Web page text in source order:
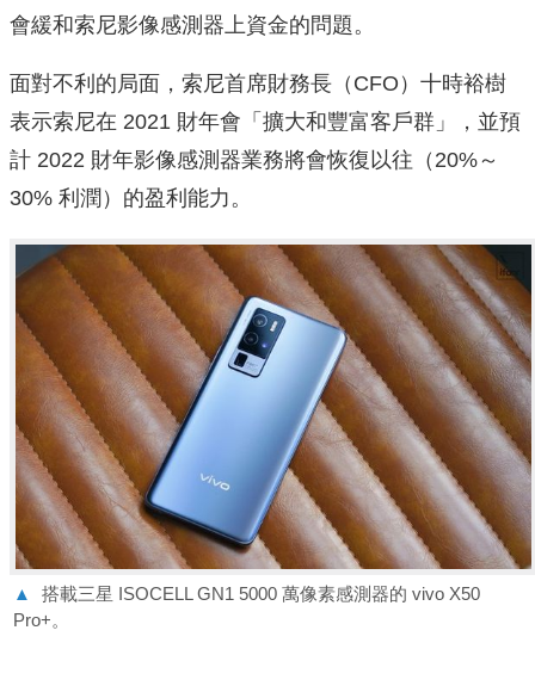
會緩和索尼影像感測器上資金的問題。
面對不利的局面，索尼首席財務長（CFO）十時裕樹
表示索尼在 2021 財年會「擴大和豐富客戶群」，並預
計 2022 財年影像感測器業務將會恢復以往（20%～
30% 利潤）的盈利能力。
▲
搭載三星 ISOCELL GN1 5000 萬像素感測器的 vivo X50
Pro+。